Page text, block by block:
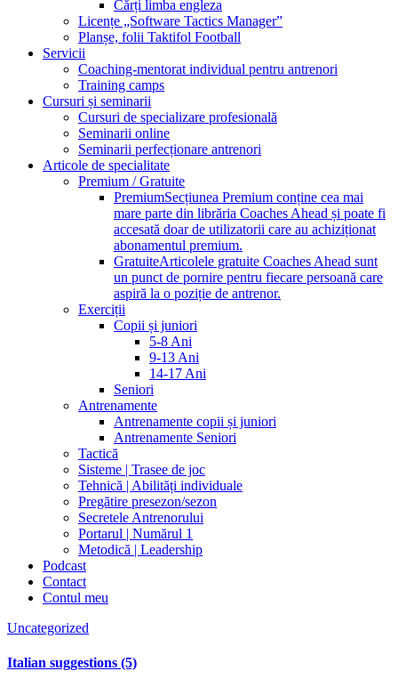
Cărți limba engleza
Licențe „Software Tactics Manager”
Planșe, folii Taktifol Football
Servicii
Coaching-mentorat individual pentru antrenori
Training camps
Cursuri și seminarii
Cursuri de specializare profesională
Seminarii online
Seminarii perfecționare antrenori
Articole de specialitate
Premium / Gratuite
PremiumSecțiunea Premium conține cea mai
mare parte din librăria Coaches Ahead și poate fi
accesată doar de utilizatorii care au achiziționat
abonamentul premium.
GratuiteArticolele gratuite Coaches Ahead sunt
un punct de pornire pentru fiecare persoană care
aspiră la o poziție de antrenor.
Exerciții
Copii și juniori
5-8 Ani
9-13 Ani
14-17 Ani
Seniori
Antrenamente
Antrenamente copii și juniori
Antrenamente Seniori
Tactică
Sisteme | Trasee de joc
Tehnică | Abilități individuale
Pregătire presezon/sezon
Secretele Antrenorului
Portarul | Numărul 1
Metodică | Leadership
Podcast
Contact
Contul meu
Uncategorized
Italian suggestions (5)